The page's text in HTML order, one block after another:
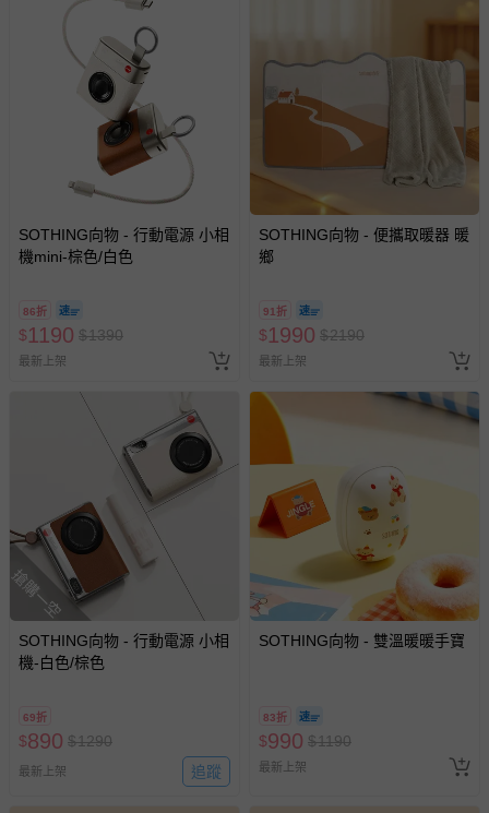
帶束縛衣、餐搖椅等）。
-其他原廠盒裝商品封口處已貼上「不可拆封」，或具警
示字句等說明貼紙、封條者。
國際航空、客運、訂房等服務。
相關的退換貨辦理流程，可詳見： 退換貨 & 退款問題
運送服務：目前提供的運送僅限台灣本島。如您位於離島地
區，可能會無法配送，或須依據商品需加收離島運費。廠商
費用，可能會另需加收。
商品實際的配達日期，可於訂單個人資料內的查詢訂單內，
已出貨通知之訊息為主。
如您收到商品，請依正常流程檢查是否完好，若商品遇瑕疵
情形，您可申請更換新品或退貨，請見：
。
若您對於會員帳號、商品訂購與資訊、購物流程、付款方
式、折價券與購物金的使用、退貨及商品運送方式等有疑
問，你可詳見：媽咪愛客服中心。
預購商品：預購為海外同步代購，遇缺貨即會通知媽咪並協
助取消退款事宜。
商品如因「價格、組合」等錯誤原因，導致無法安排出貨，
會主動以簡訊及mail通知訂單取消事宜，並將提供適當補
償。
SOTHING向物 - 行動電源 小相
機mini-棕色/白色
86折
$1190 $1390
最新上架
SOTHING向物 - 便攜取暖器 暖
鄉
91折
$1990 $2190
最新上架
搶購一空
SOTHING向物 - 行動電源 小相
機-白色/棕色
69折
$890 $1290
最新上架 追蹤
SOTHING向物 - 雙溫暖暖手寶
83折
$990 $1190
最新上架